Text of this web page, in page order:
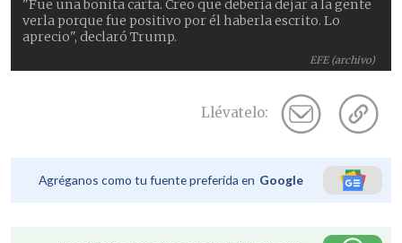
EFE (archivo)
"Fue una bonita carta. Creo que debería dejar a la gente
verla porque fue positivo por él haberla escrito. Lo
aprecio", declaró Trump.
Llévatelo:
Agréganos como tu fuente preferida en Google